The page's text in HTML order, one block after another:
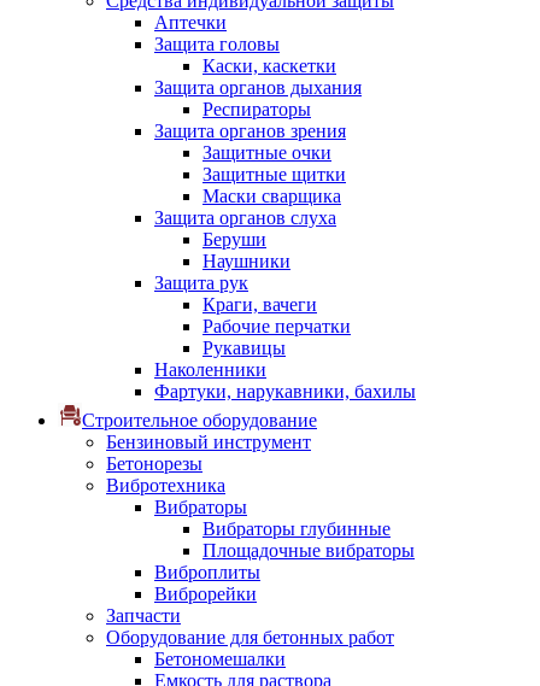
Аптечки
Защита головы
Каски, каскетки
Защита органов дыхания
Респираторы
Защита органов зрения
Защитные очки
Защитные щитки
Маски сварщика
Защита органов слуха
Беруши
Наушники
Защита рук
Краги, вачеги
Рабочие перчатки
Рукавицы
Наколенники
Фартуки, нарукавники, бахилы
Строительное оборудование
Бензиновый инструмент
Бетонорезы
Вибротехника
Вибраторы
Вибраторы глубинные
Площадочные вибраторы
Виброплиты
Виброрейки
Запчасти
Оборудование для бетонных работ
Бетономешалки
Емкость для раствора